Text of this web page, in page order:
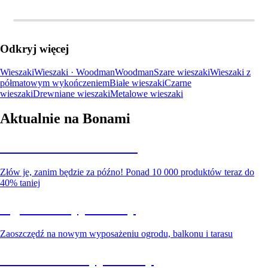
Odkryj więcej
WieszakiWieszaki · WoodmanWoodmanSzare wieszakiWieszaki z
półmatowym wykończeniemBiałe wieszakiCzarne
wieszakiDrewniane wieszakiMetalowe wieszaki
Aktualnie na Bonami
Złów je, zanim będzie za późno! Ponad 10 000 produktów teraz do
40% taniej
Zaoszczędź na nowym wyposażeniu ogrodu, balkonu i tarasu